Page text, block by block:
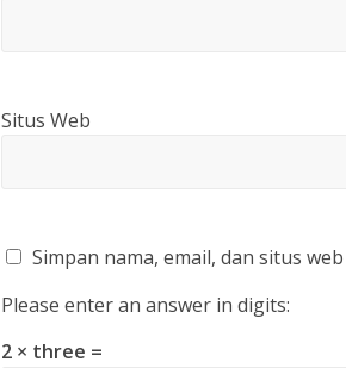
Situs Web
Simpan nama, email, dan situs
Please enter an answer in digits:
2 × three =